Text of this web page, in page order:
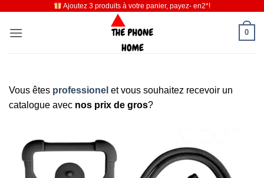
contenu
Ajoutez 3 produits à votre panier, payez- en2*!
0
Vous êtes professionel et vous souhaitez recevoir un
catalogue avec nos prix de gros?